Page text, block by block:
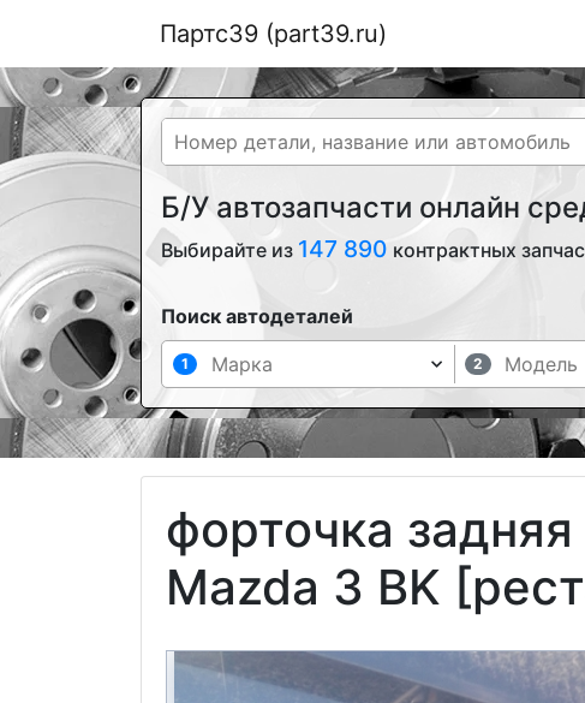
Партс39 (part39.ru)
Б/У автозапчасти онлайн
Выбирайте из 147 890 контрактных
Поиск автодеталей
1 2
форточка
Mazda 3 BK